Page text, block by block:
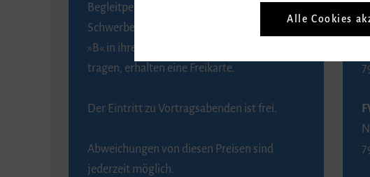
Begleitpersonen von Menschen mit
Schwerbehinderung, die das Merkzeichen
»B« in ihrem Schwerbehindertenausweis
tragen, erhalten eine Freikarte.
Der Eintritt zu Vortragsabenden ist frei.
Abweichungen von diesen Preisen sind
jederzeit möglich.
Alle Cookies